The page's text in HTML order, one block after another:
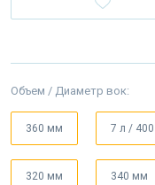
Объем / Диаметр вок:
360 мм 7 л /
320 мм 340 мм